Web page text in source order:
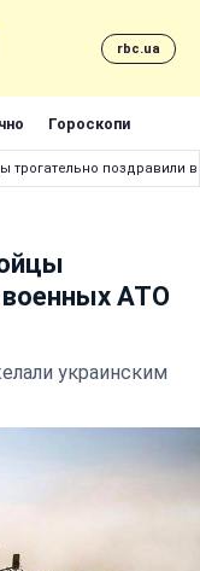
rbc.ua
Гороскопи
трогательно поздравили
военных АТО
украинским